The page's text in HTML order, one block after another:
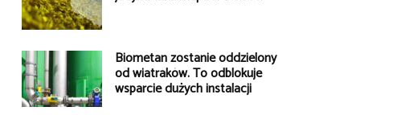
Biometan zostanie oddzielony
od wiatraków. To odblokuje
wsparcie dużych instalacji